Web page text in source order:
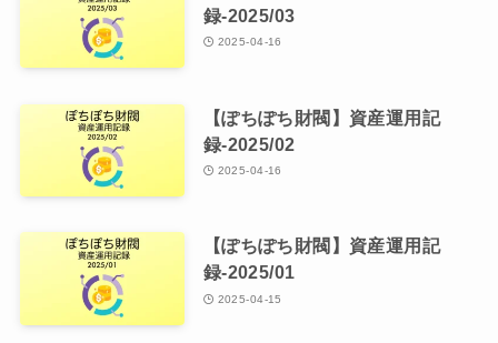
録-2025/03
2025-04-16
【ぽちぽち財閥】資産運用記
録-2025/02
2025-04-16
【ぽちぽち財閥】資産運用記
録-2025/01
2025-04-15